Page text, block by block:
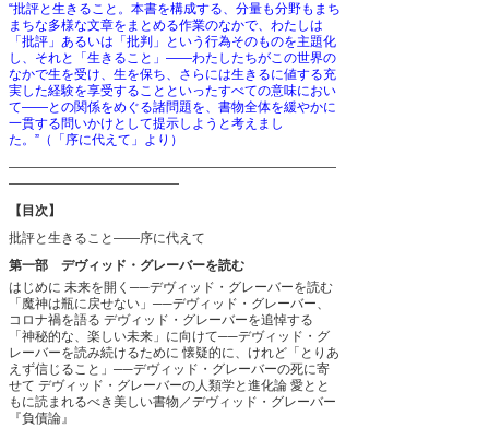
“批評と生きること。本書を構成する、分量も分野もまち
まちな多様な文章をまとめる作業のなかで、わたしは
「批評」あるいは「批判」という行為そのものを主題化
し、それと「生きること」――わたしたちがこの世界の
なかで生を受け、生を保ち、さらには生きるに値する充
実した経験を享受することといったすべての意味におい
て――との関係をめぐる諸問題を、書物全体を緩やかに
一貫する問いかけとして提示しようと考えまし
た。”（「序に代えて」より）
―――――――――――――――――――――――――
―――――――――――――
【目次】
批評と生きること――序に代えて
第一部 デヴィッド・グレーバーを読む
はじめに 未来を開く──デヴィッド・グレーバーを読む
「魔神は瓶に戻せない」──デヴィッド・グレーバー、
コロナ禍を語る デヴィッド・グレーバーを追悼する
「神秘的な、楽しい未来」に向けて──デヴィッド・グ
レーバーを読み続けるために 懐疑的に、けれど「とりあ
えず信じること」──デヴィッド・グレーバーの死に寄
せて デヴィッド・グレーバーの人類学と進化論 愛とと
もに読まれるべき美しい書物／デヴィッド・グレーバー
『負債論』